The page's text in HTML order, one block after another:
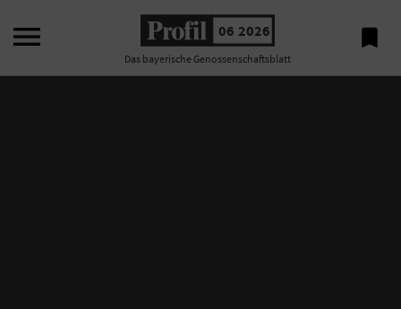
 06 2026
Das bayerische Genossenschaftsblatt
